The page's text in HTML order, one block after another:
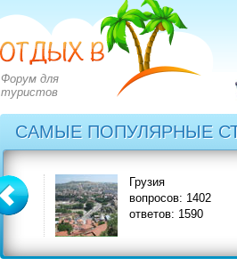
Форум для
туристов
САМЫЕ ПОПУЛЯРНЫЕ
Грузия
вопросов: 1402
ответов: 1590